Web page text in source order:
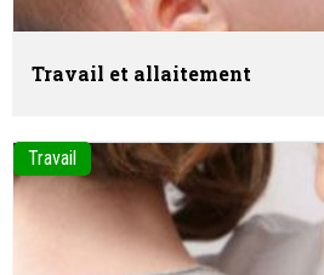
Travail et allaitement
Travail